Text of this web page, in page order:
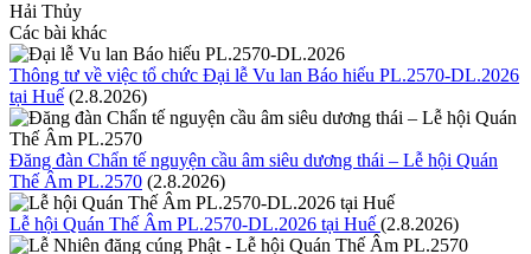
Hải Thủy
Các bài khác
Thông tư về việc tổ chức Đại lễ Vu lan Báo hiếu PL.2570-DL.2026
tại Huế (2.8.2026)
Đăng đàn Chẩn tế nguyện cầu âm siêu dương thái – Lễ hội Quán
Thế Âm PL.2570 (2.8.2026)
Lễ hội Quán Thế Âm PL.2570-DL.2026 tại Huế (2.8.2026)